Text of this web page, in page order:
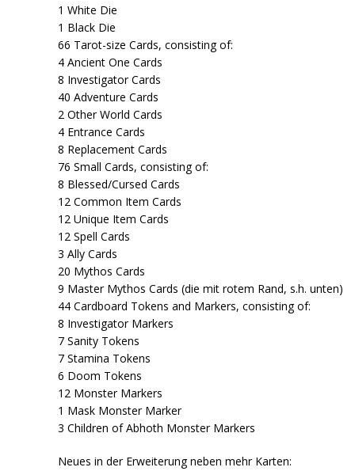
1 White Die
1 Black Die
66 Tarot-size Cards, consisting of:
4 Ancient One Cards
8 Investigator Cards
40 Adventure Cards
2 Other World Cards
4 Entrance Cards
8 Replacement Cards
76 Small Cards, consisting of:
8 Blessed/Cursed Cards
12 Common Item Cards
12 Unique Item Cards
12 Spell Cards
3 Ally Cards
20 Mythos Cards
9 Master Mythos Cards (die mit rotem Rand, s.h. unten)
44 Cardboard Tokens and Markers, consisting of:
8 Investigator Markers
7 Sanity Tokens
7 Stamina Tokens
6 Doom Tokens
12 Monster Markers
1 Mask Monster Marker
3 Children of Abhoth Monster Markers
Neues in der Erweiterung neben mehr Karten: